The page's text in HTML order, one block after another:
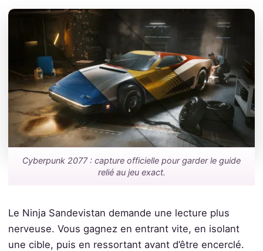
Cyberpunk 2077 : capture officielle pour garder le guide
relié au jeu exact.
Le Ninja Sandevistan demande une lecture plus
nerveuse. Vous gagnez en entrant vite, en isolant
une cible, puis en ressortant avant d’être encerclé.